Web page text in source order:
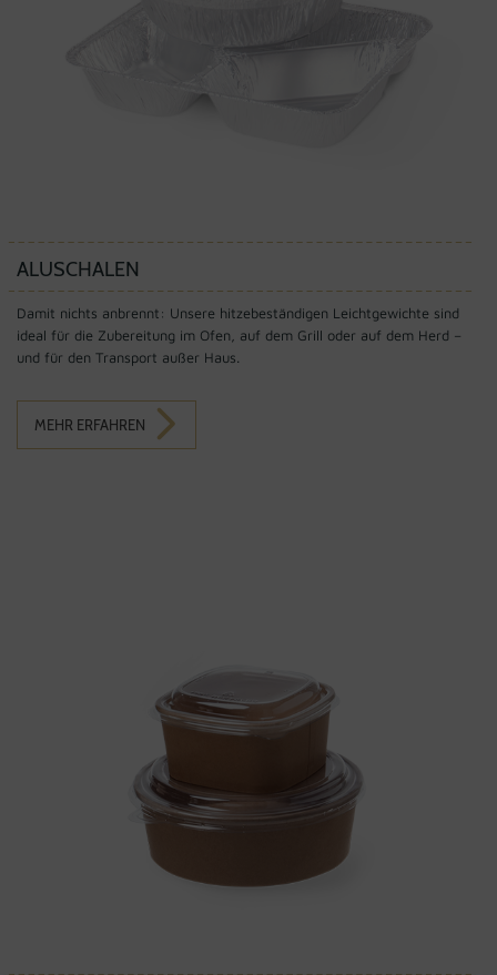
ALUSCHALEN
Damit nichts anbrennt: Unsere hitzebeständigen Leichtgewichte sind
ideal für die Zubereitung im Ofen, auf dem Grill oder auf dem Herd –
und für den Transport außer Haus.
MEHR ERFAHREN